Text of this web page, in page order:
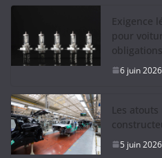
Exigence
pour
6 juin 2026
Les
5 juin 2026